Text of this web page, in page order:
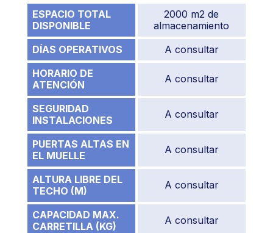
ESPACIO TOTAL
DISPONIBLE
2000 m2 de
almacenamiento
DÍAS OPERATIVOS
A consultar
HORARIO DE
ATENCIÓN
A consultar
SEGURIDAD
INSTALACIONES
A consultar
PUERTAS ALTAS EN
EL MUELLE
A consultar
ALTURA LIBRE DEL
TECHO (M)
A consultar
CAPACIDAD MAX.
CARRETILLA (KG)
A consultar